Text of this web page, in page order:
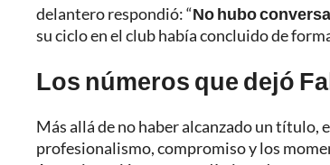
delantero respondió: “No hubo
su ciclo en el club había concluido de
Los números que dejó
Más allá de no haber alcanzado un título,
profesionalismo, compromiso y los